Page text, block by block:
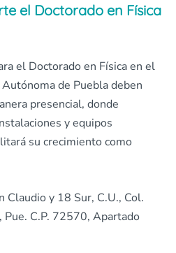
el Doctorado en Física
el Doctorado en Física en el
de Puebla deben
presencial, donde
y equipos
su crecimiento como
Claudio y 18 Sur, C.U., Col.
Pue. C.P. 72570, Apartado